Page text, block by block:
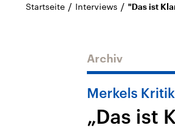
Hörspiel und Feature Musik
Landtagswahl Sachsen-
Anhalt 2026
USA
Startseite / Interviews / "Das ist
Archiv
Merkels
„Das ist